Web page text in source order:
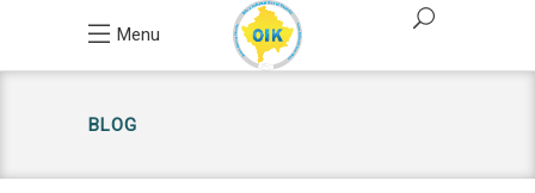
Menu
BLOG